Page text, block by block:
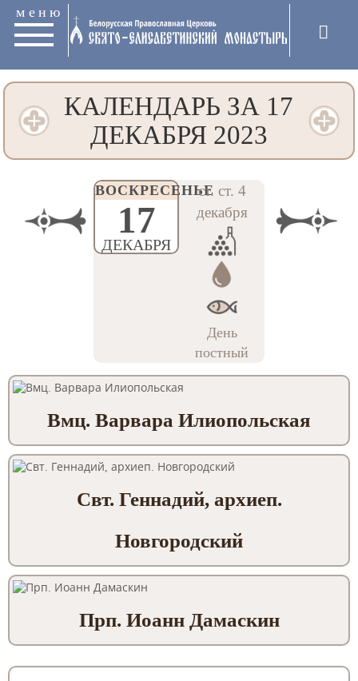
меню
КАЛЕНДАРЬ ЗА 17
ДЕКАБРЯ 2023
Вмц. Варвара Илиопольская
Свт. Геннадий, архиеп.
Новгородский
Прп. Иоанн Дамаскин
ВОСКРЕСЕНЬЕ
17
ДЕКАБРЯ
ст. ст. 4
декабря
День
постный